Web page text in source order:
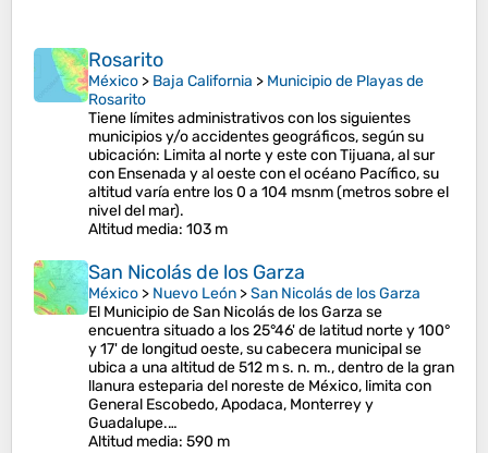
Rosarito
México > Baja California > Municipio de Playas de
Rosarito
Tiene límites administrativos con los siguientes
municipios y/o accidentes geográficos, según su
ubicación:​ Limita al norte y este con Tijuana, al sur
con Ensenada y al oeste con el océano Pacífico, su
altitud varía entre los 0 a 104 msnm (metros sobre el
nivel del mar).
Altitud media: 103 m
San Nicolás de los Garza
México > Nuevo León >San Nicolás de los Garza
El Municipio de San Nicolás de los Garza se
encuentra situado a los 25°46' de latitud norte y 100°
y 17' de longitud oeste, su cabecera municipal se
ubica a una altitud de 512 m s. n. m., dentro de la gran
llanura esteparia del noreste de México, limita con
General Escobedo, Apodaca, Monterrey y
Guadalupe.…
Altitud media: 590 m